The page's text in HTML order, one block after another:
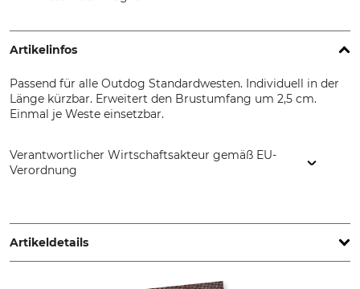
Artikelinfos
Passend für alle Outdog Standardwesten. Individuell in der
Länge kürzbar. Erweitert den Brustumfang um 2,5 cm.
Einmal je Weste einsetzbar.
Verantwortlicher Wirtschaftsakteur gemäß EU-
Verordnung
Germany, www.outdog.org
Artikeldetails
Produkttyp